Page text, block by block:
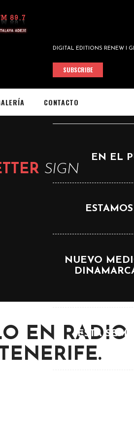
DIGITAL EDITIONS RENEW I
SUBSCRIBE
TOP <SPAN
EN EL
NUEVO
ESTA
CONTACTO
SIGN
EN RADIO